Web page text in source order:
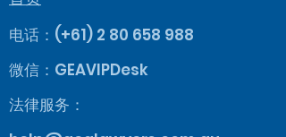
电话：(+61) 2 80 658 988
​​微信：GEAVIPDesk
法律服务：